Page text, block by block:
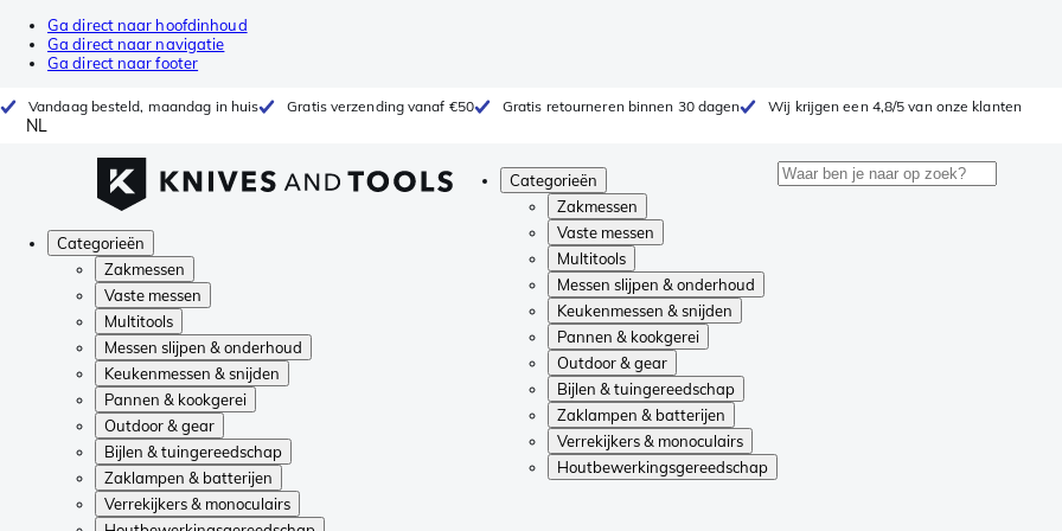
Ga direct naar hoofdinhoud
Ga direct naar navigatie
Ga direct naar footer
Vandaag besteld, maandag in huis Gratis verzending vanaf €50 Gratis retourneren binnen 30 dagen Wij krijgen een 4,8/5 van onze klanten
NL
Categorieën
Zakmessen
Vaste messen
Multitools
Messen slijpen & onderhoud
Keukenmessen & snijden
Pannen & kookgerei
Outdoor & gear
Bijlen & tuingereedschap
Zaklampen & batterijen
Verrekijkers & monoculairs
Houtbewerkingsgereedschap
Categorieën
Zakmessen
Vaste messen
Multitools
Messen slijpen & onderhoud
Keukenmessen & snijden
Pannen & kookgerei
Outdoor & gear
Bijlen & tuingereedschap
Zaklampen & batterijen
Verrekijkers & monoculairs